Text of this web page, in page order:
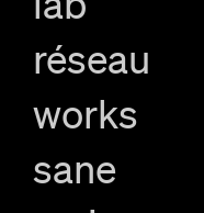
réseau
works
sane